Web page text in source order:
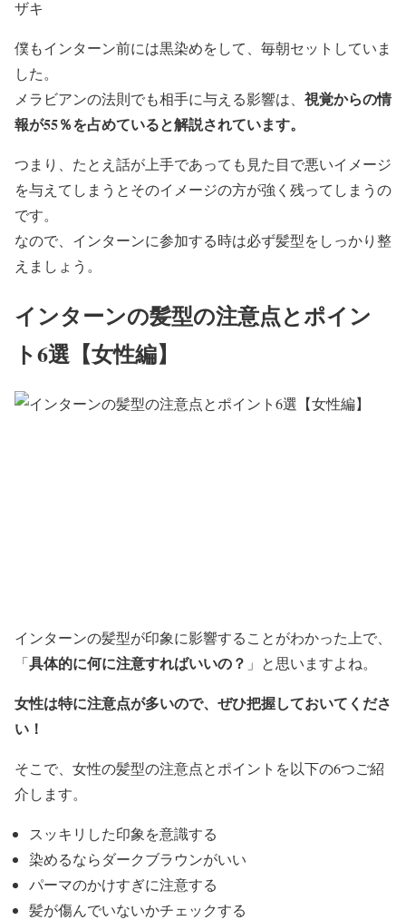
ザキ
僕もインターン前には黒染めをして、毎朝セットしていま
した。
メラビアンの法則でも相手に与える影響は、 視覚からの情
報が55％を占めていると解説されています。
つまり、たとえ話が上手であっても見た目で悪いイメージ
を与えてしまうとそのイメージの方が強く残ってしまうの
です。
なので、インターンに参加する時は必ず髪型をしっかり整
えましょう。
インターンの髪型の注意点とポイン
ト6選【女性編】
インターンの髪型が印象に影響することがわかった上で、
「具体的に何に注意すればいいの？ 」 と思いますよね。
女性は特に注意点が多いので、ぜひ把握しておいてくださ
い！
そこで、女性の髪型の注意点とポイントを以下の6つご紹
介します。
スッキリした印象を意識する
染めるならダークブラウンがいい
パーマのかけすぎに注意する
髪が傷んでいないかチェックする